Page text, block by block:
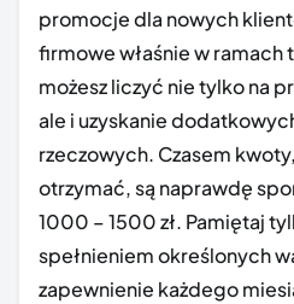
promocje dla nowych
firmowe właśnie w
możesz liczyć nie tylko na
ale i uzyskanie
rzeczowych. Czasem
otrzymać, są naprawdę
1000 – 1500 zł. Pamiętaj
spełnieniem określonych
zapewnienie każdego